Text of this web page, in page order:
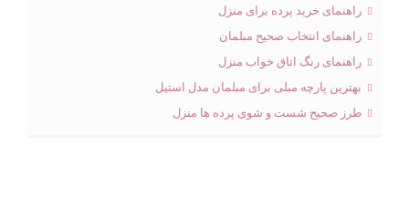
راهنمای خرید پرده برای منزل
راهنمای انتخاب صحیح مبلمان
راهنمای رنگ اتاق خواب منزل
بهترین پارچه مبلی برای مبلمان مدل استیل
طرز صحیح شست و شوی پرده ها منزل